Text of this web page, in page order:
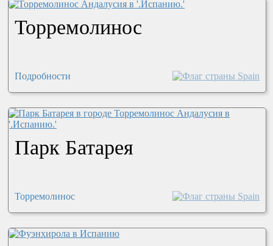
Торремолинос
Подробности
Парк Батарея
Торремолинос